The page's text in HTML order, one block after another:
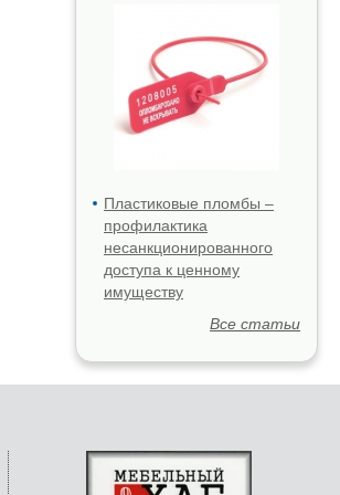
Пластиковые пломбы –
профилактика
несанкционированного
доступа к ценному
имуществу
Все статьи